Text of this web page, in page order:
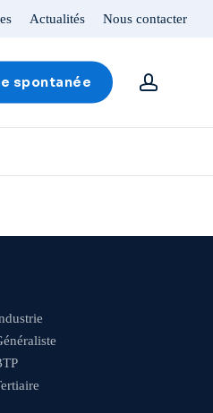
Actualités Nous contacter
spontanée account